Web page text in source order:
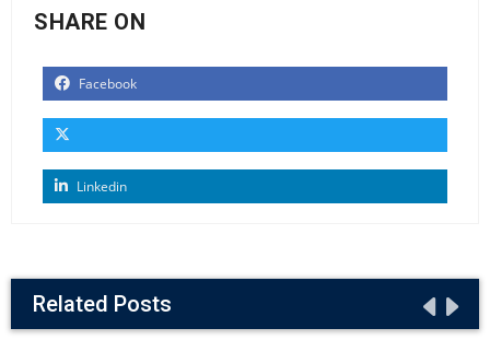
SHARE ON
Facebook
Linkedin
Related Posts